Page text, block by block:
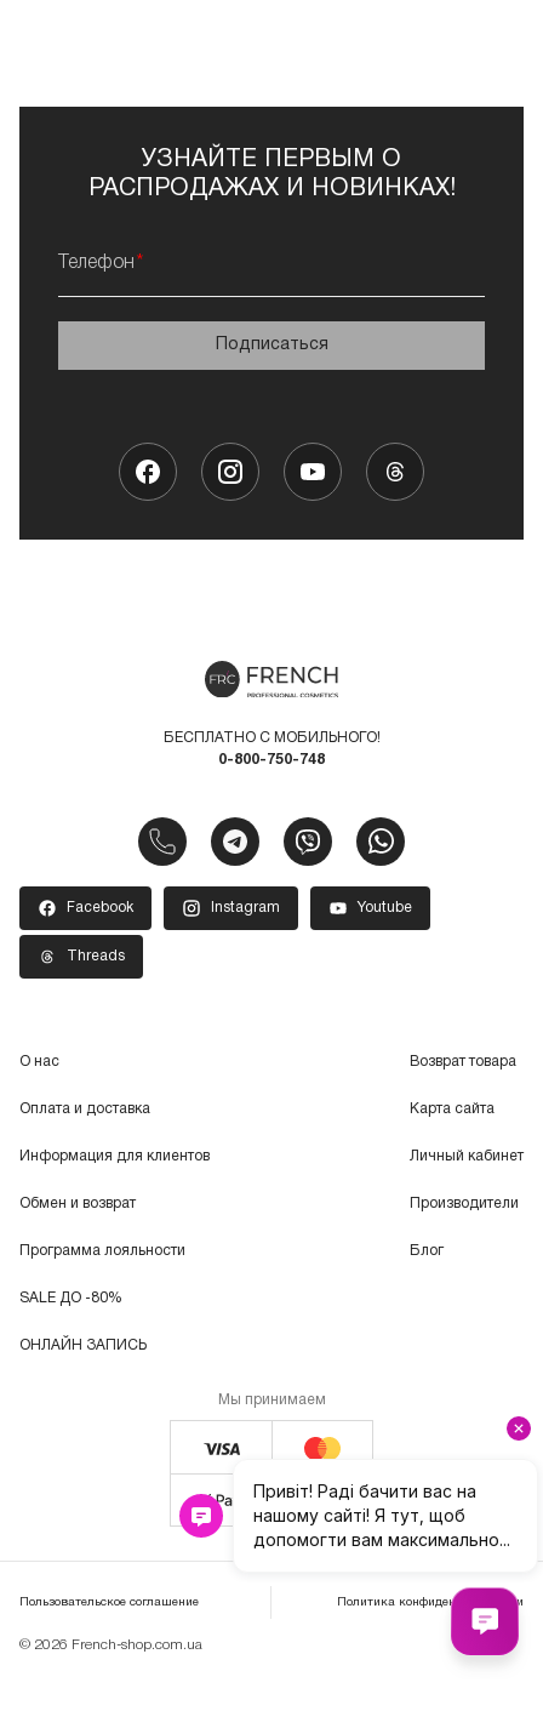
УЗНАЙТЕ ПЕРВЫМ О
РАСПРОДАЖАХ И НОВИНКАХ!
Телефон
Подписаться
БЕСПЛАТНО С МОБИЛЬНОГО!
0-800-750-748
Facebook Instagram Youtube
Threads
О нас
Оплата и доставка
Информация для клиентов
Обмен и возврат
Программа лояльности
SALE ДО -80%
ОНЛАЙН ЗАПИСЬ
Возврат товара
Карта сайта
Личный кабинет
Производители
Блог
Мы принимаем
© 2026 French-shop.com.ua
Пользовательское соглашение Политика конфиденциальности